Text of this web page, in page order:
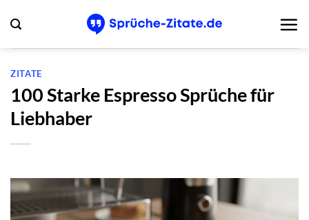
Inhalt
springen
ZITATE
100 Starke Espresso Sprüche für
Liebhaber